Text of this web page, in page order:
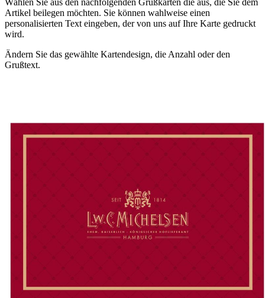
Artikel beilegen möchten. Sie können wahlweise einen
personalisierten Text eingeben, der von uns auf Ihre Karte gedruckt
wird.
Ändern Sie das gewählte Kartendesign, die Anzahl oder den
Grußtext.